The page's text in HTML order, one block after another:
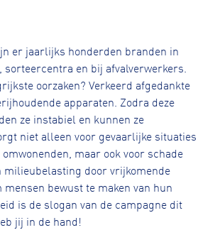
er jaarlijks honderden branden in
sorteercentra en bij afvalverwerkers.
oorzaken? Verkeerd afgedankte
apparaten. Zodra deze
ze instabiel en kunnen ze
niet alleen voor gevaarlijke situaties
maar ook voor schade
milieubelasting door vrijkomende
bewust te maken van hun
is de slogan van de campagne dit
jij in de hand!